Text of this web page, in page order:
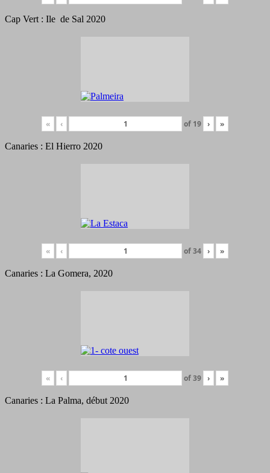
Cap Vert : Ile de Sal 2020
« ‹ of 19 › »
Canaries : El Hierro 2020
« ‹ of34 › »
Canaries : La Gomera, 2020
« ‹ of39 › »
Canaries : La Palma, début 2020